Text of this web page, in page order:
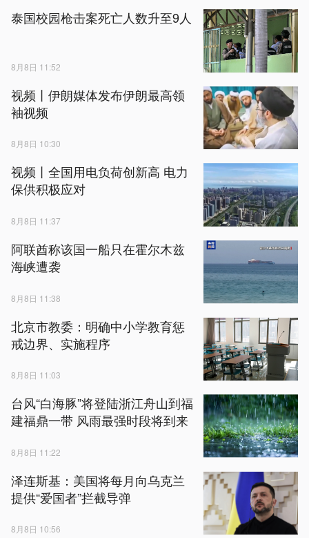
泰国校园枪击案死亡人数升至9人
8月8日 11:52
视频丨伊朗媒体发布伊朗最高领
袖视频
8月8日 10:30
视频丨全国用电负荷创新高 电力
保供积极应对
8月8日 11:37
阿联酋称该国一船只在霍尔木兹
海峡遭袭
8月8日 11:38
北京市教委：明确中小学教育惩
戒边界、实施程序
8月8日 11:03
台风“白海豚”将登陆浙江舟山到福
建福鼎一带 风雨最强时段将到来
8月8日 11:22
泽连斯基：美国将每月向乌克兰
提供“爱国者”拦截导弹
8月8日 10:56